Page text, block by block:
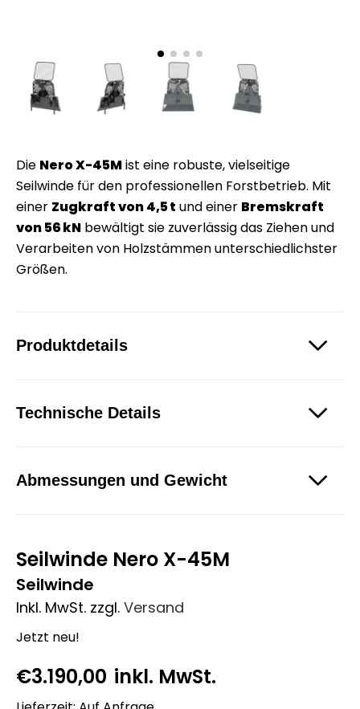
Die Nero X-45Mist eine robuste, vielseitige
Seilwinde für den professionellen Forstbetrieb. Mit
einer Zugkraft von 4,5 t und einer Bremskraft
von 56 kN bewältigt sie zuverlässig das Ziehen und
Verarbeiten von Holzstämmen unterschiedlichster
Größen.
Produktdetails
Technische Details
Abmessungen und Gewicht
Seilwinde Nero X-45M
Seilwinde
Inkl. MwSt. zzgl. Versand
Jetzt neu!
€3.190,00 inkl. MwSt.